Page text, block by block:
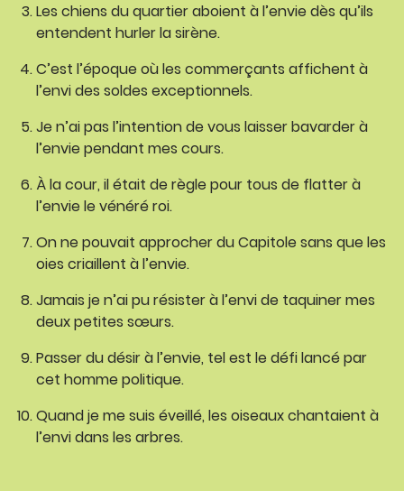
Les chiens du quartier aboient à l’envie dès qu’ils
entendent hurler la sirène.
C’est l’époque où les commerçants affichent à
l’envi des soldes exceptionnels.
Je n’ai pas l’intention de vous laisser bavarder à
l’envie pendant mes cours.
À la cour, il était de règle pour tous de flatter à
l’envie le vénéré roi.
On ne pouvait approcher du Capitole sans que les
oies criaillent à l’envie.
Jamais je n’ai pu résister à l’envi de taquiner mes
deux petites sœurs.
Passer du désir à l’envie, tel est le défi lancé par
cet homme politique.
Quand je me suis éveillé, les oiseaux chantaient à
l’envi dans les arbres.